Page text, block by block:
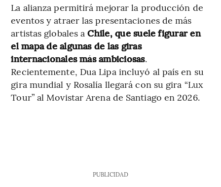
La alianza permitirá mejorar la producción de
eventos y atraer las presentaciones de más
artistas globales aChile, que suele figurar en
el mapa de algunas de las giras
internacionales más ambiciosas.
Recientemente, Dua Lipa incluyó al país en su
gira mundial y Rosalía llegará con su gira “Lux
Tour” al Movistar Arena de Santiago en 2026.
PUBLICIDAD